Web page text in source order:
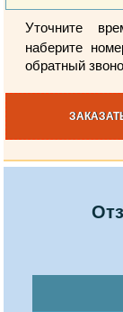
Уточните
наберите
обратный